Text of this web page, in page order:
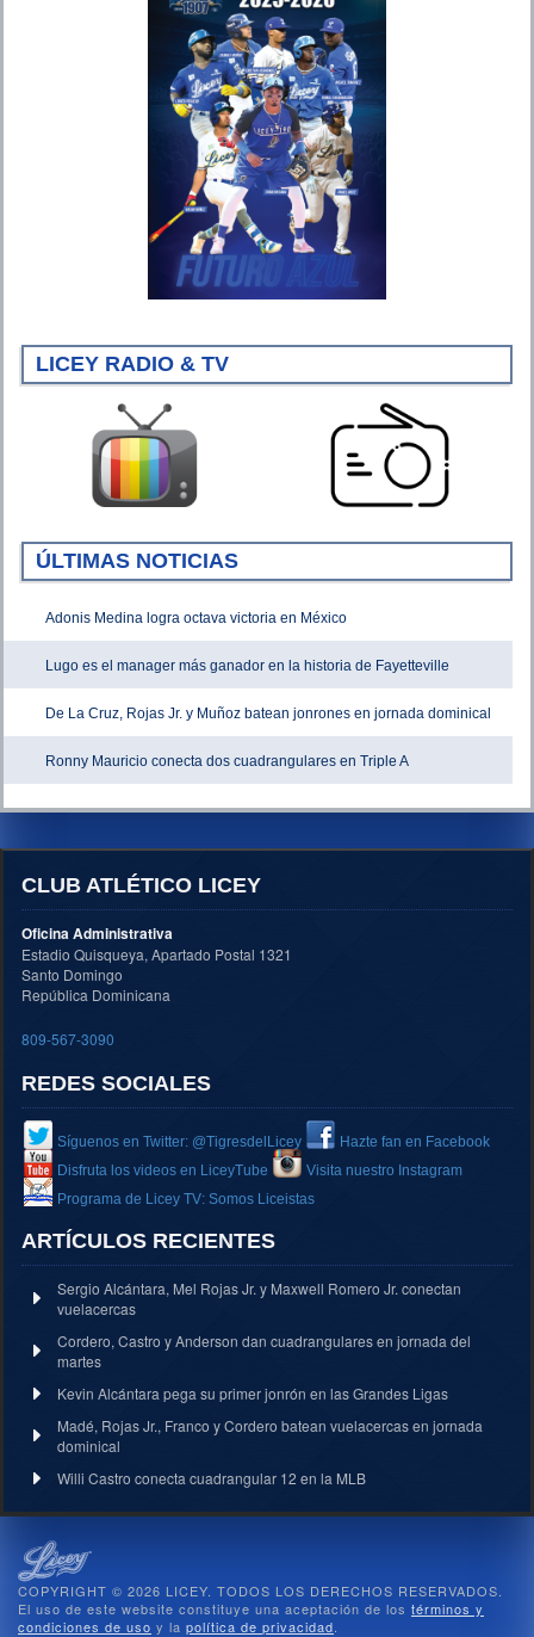
LICEY RADIO & TV
ÚLTIMAS NOTICIAS
Adonis Medina logra octava victoria en México
Lugo es el manager más ganador en la historia de Fayetteville
De La Cruz, Rojas Jr. y Muñoz batean jonrones en jornada dominical
Ronny Mauricio conecta dos cuadrangulares en Triple A
CLUB ATLÉTICO LICEY
Oficina Administrativa
Estadio Quisqueya, Apartado Postal 1321
Santo Domingo
República Dominicana
809-567-3090
REDES SOCIALES
Síguenos en Twitter: @TigresdelLicey
Hazte fan en Facebook
Disfruta los videos en LiceyTube
Visita nuestro Instagram
Programa de Licey TV: Somos Liceistas
ARTÍCULOS RECIENTES
Sergio Alcántara, Mel Rojas Jr. y Maxwell Romero Jr. conectan
vuelacercas
Cordero, Castro y Anderson dan cuadrangulares en jornada del
martes
Kevin Alcántara pega su primer jonrón en las Grandes Ligas
Madé, Rojas Jr., Franco y Cordero batean vuelacercas en jornada
dominical
Willi Castro conecta cuadrangular 12 en la MLB
COPYRIGHT © 2026 LICEY. TODOS LOS DERECHOS RESERVADOS.
El uso de este website constituye una aceptación de los términos y
condiciones de uso y la política de privacidad.